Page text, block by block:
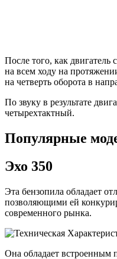
После того, как двигатель
на всем ходу на
на четверть оборота в
По звуку в результате
четырехтактный.
Популярные
Эхо 350
Эта бензопила обладает
позволяющими ей
современного рынка.
Она обладает встроенным